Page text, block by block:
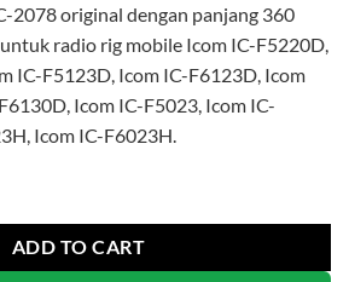
2078 original dengan panjang 360
radio rig mobile Icom IC-F5220D,
IC-F5123D, Icom IC-F6123D, Icom
Icom IC-F5023, Icom IC-
Icom IC-F6023H.
ADD TO CART